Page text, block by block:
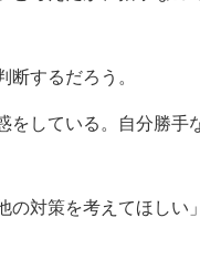
断するだろう。
をしている。自分勝手
の対策を考えてほしい